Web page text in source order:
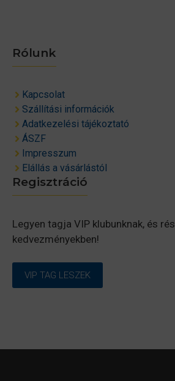
Rólunk
Kapcsolat
Szállítási információk
Adatkezelési tájékoztató
ÁSZF
Impresszum
Elállás a vásárlástól
Regisztráció
Legyen tagja VIP klubunknak, és
kedvezményekben!
VIP TAG LESZEK